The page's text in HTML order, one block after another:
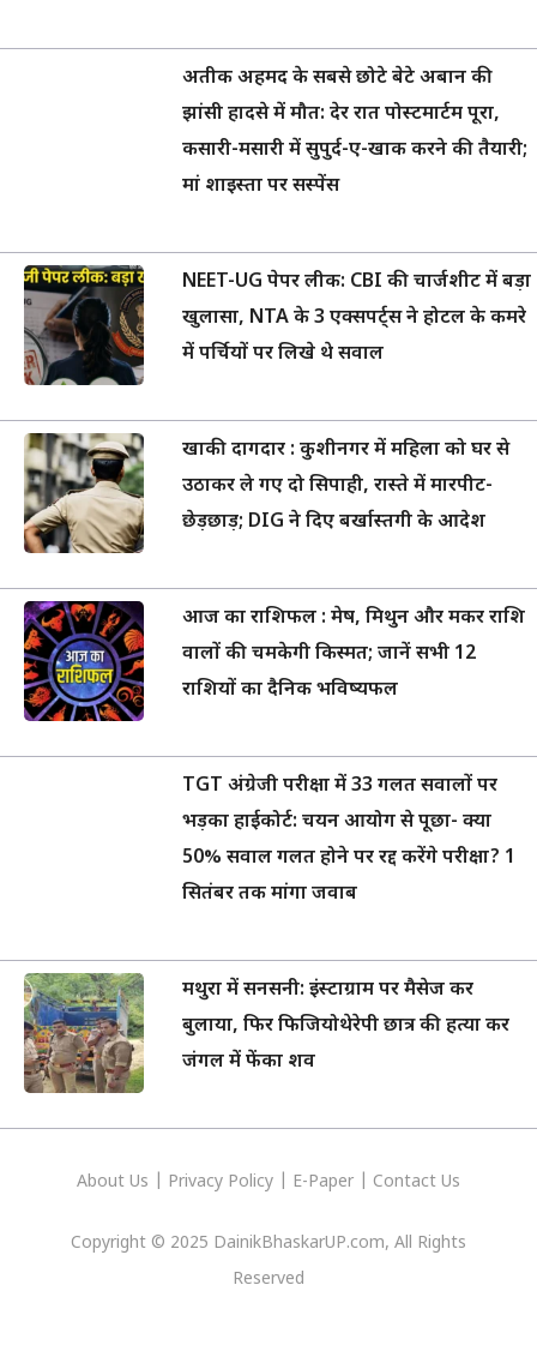
अतीक अहमद के सबसे छोटे बेटे अबान की
झांसी हादसे में मौत: देर रात पोस्टमार्टम पूरा,
कसारी-मसारी में सुपुर्द-ए-खाक करने की तैयारी;
मां शाइस्ता पर सस्पेंस
NEET-UG पेपर लीक: CBI की चार्जशीट में बड़ा
खुलासा, NTA के 3 एक्सपर्ट्स ने होटल के कमरे
में पर्चियों पर लिखे थे सवाल
खाकी दागदार : कुशीनगर में महिला को घर से
उठाकर ले गए दो सिपाही, रास्ते में मारपीट-
छेड़छाड़; DIG ने दिए बर्खास्तगी के आदेश
आज का राशिफल : मेष, मिथुन और मकर राशि
वालों की चमकेगी किस्मत; जानें सभी 12
राशियों का दैनिक भविष्यफल
TGT अंग्रेजी परीक्षा में 33 गलत सवालों पर
भड़का हाईकोर्ट: चयन आयोग से पूछा- क्या
50% सवाल गलत होने पर रद्द करेंगे परीक्षा? 1
सितंबर तक मांगा जवाब
मथुरा में सनसनी: इंस्टाग्राम पर मैसेज कर
बुलाया, फिर फिजियोथेरेपी छात्र की हत्या कर
जंगल में फेंका शव
About Us Privacy Policy E-Paper Contact Us
Copyright © 2025 DainikBhaskarUP.com, All Rights
Reserved